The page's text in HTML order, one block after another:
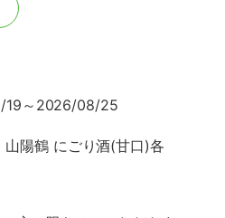
19～2026/08/25
陽鶴 にごり酒(甘口)各